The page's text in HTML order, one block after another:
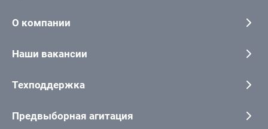
О компании
Наши вакансии
Техподдержка
Предвыборная агитация